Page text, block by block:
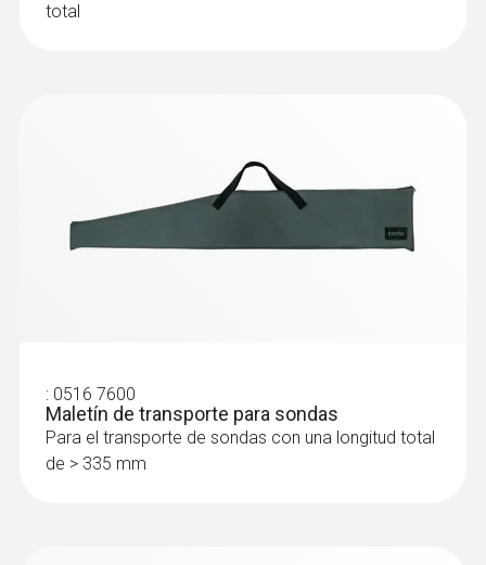
total
: 0516 7600
Maletín de transporte para sondas
Para el transporte de sondas con una longitud total
de > 335 mm